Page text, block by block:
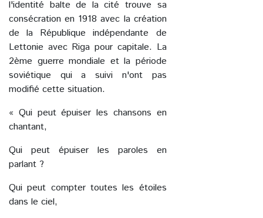
l'identité balte de la cité trouve sa
consécration en 1918 avec la création
de la République indépendante de
Lettonie avec Riga pour capitale. La
2ème guerre mondiale et la période
soviétique qui a suivi n'ont pas
modifié cette situation.
« Qui peut épuiser les chansons en
chantant,
Qui peut épuiser les paroles en
parlant ?
Qui peut compter toutes les étoiles
dans le ciel,